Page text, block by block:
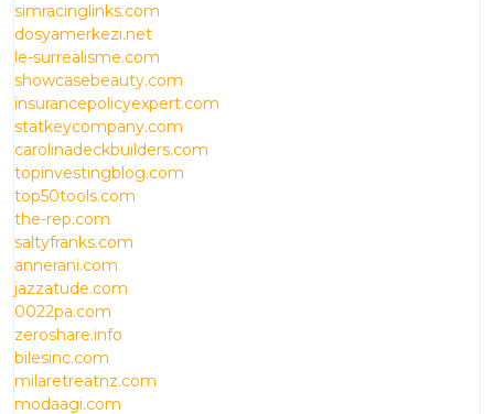
simracinglinks.com
dosyamerkezi.net
le-surrealisme.com
showcasebeauty.com
insurancepolicyexpert.com
statkeycompany.com
carolinadeckbuilders.com
topinvestingblog.com
top50tools.com
the-rep.com
saltyfranks.com
annerani.com
jazzatude.com
0022pa.com
zeroshare.info
bilesinc.com
milaretreatnz.com
modaagi.com